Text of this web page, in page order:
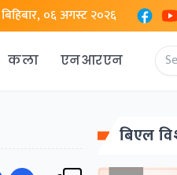
बिहिबार, ०६ अगस्ट २०२६ Facebook
कला एनआरएन
बिएल